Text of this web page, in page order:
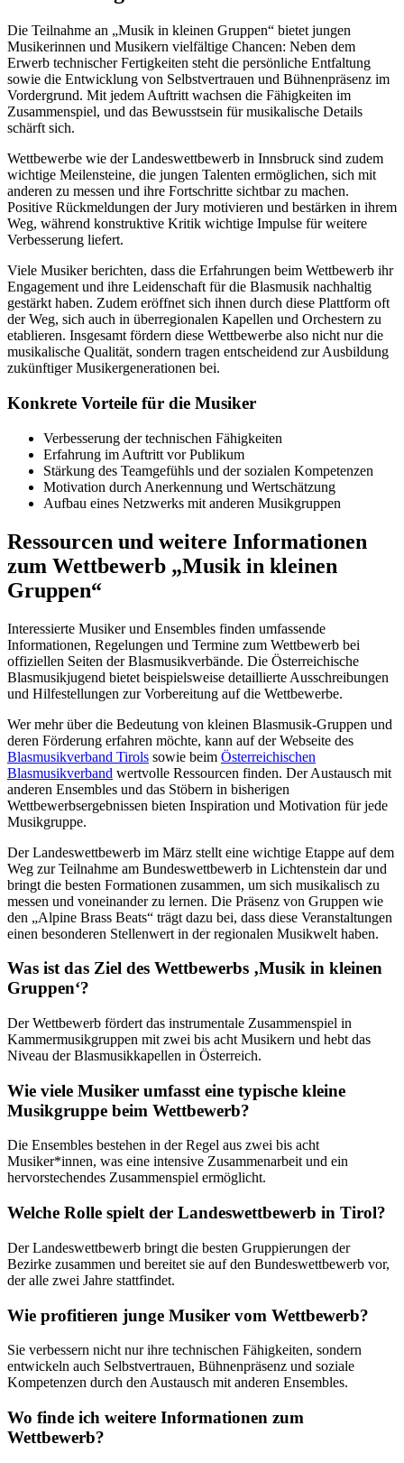
Die Teilnahme an „Musik in kleinen Gruppen“ bietet jungen
Musikerinnen und Musikern vielfältige Chancen: Neben dem
Erwerb technischer Fertigkeiten steht die persönliche Entfaltung
sowie die Entwicklung von Selbstvertrauen und Bühnenpräsenz im
Vordergrund. Mit jedem Auftritt wachsen die Fähigkeiten im
Zusammenspiel, und das Bewusstsein für musikalische Details
schärft sich.
Wettbewerbe wie der Landeswettbewerb in Innsbruck sind zudem
wichtige Meilensteine, die jungen Talenten ermöglichen, sich mit
anderen zu messen und ihre Fortschritte sichtbar zu machen.
Positive Rückmeldungen der Jury motivieren und bestärken in ihrem
Weg, während konstruktive Kritik wichtige Impulse für weitere
Verbesserung liefert.
Viele Musiker berichten, dass die Erfahrungen beim Wettbewerb ihr
Engagement und ihre Leidenschaft für die Blasmusik nachhaltig
gestärkt haben. Zudem eröffnet sich ihnen durch diese Plattform oft
der Weg, sich auch in überregionalen Kapellen und Orchestern zu
etablieren. Insgesamt fördern diese Wettbewerbe also nicht nur die
musikalische Qualität, sondern tragen entscheidend zur Ausbildung
zukünftiger Musikergenerationen bei.
Konkrete Vorteile für die Musiker
Verbesserung der technischen Fähigkeiten
Erfahrung im Auftritt vor Publikum
Stärkung des Teamgefühls und der sozialen Kompetenzen
Motivation durch Anerkennung und Wertschätzung
Aufbau eines Netzwerks mit anderen Musikgruppen
Ressourcen und weitere Informationen
zum Wettbewerb „Musik in kleinen
Gruppen“
Interessierte Musiker und Ensembles finden umfassende
Informationen, Regelungen und Termine zum Wettbewerb bei
offiziellen Seiten der Blasmusikverbände. Die Österreichische
Blasmusikjugend bietet beispielsweise detaillierte Ausschreibungen
und Hilfestellungen zur Vorbereitung auf die Wettbewerbe.
Wer mehr über die Bedeutung von kleinen Blasmusik-Gruppen und
deren Förderung erfahren möchte, kann auf der Webseite des
Blasmusikverband Tirols sowie beim Österreichischen
Blasmusikverband wertvolle Ressourcen finden. Der Austausch mit
anderen Ensembles und das Stöbern in bisherigen
Wettbewerbsergebnissen bieten Inspiration und Motivation für jede
Musikgruppe.
Der Landeswettbewerb im März stellt eine wichtige Etappe auf dem
Weg zur Teilnahme am Bundeswettbewerb in Lichtenstein dar und
bringt die besten Formationen zusammen, um sich musikalisch zu
messen und voneinander zu lernen. Die Präsenz von Gruppen wie
den „Alpine Brass Beats“ trägt dazu bei, dass diese Veranstaltungen
einen besonderen Stellenwert in der regionalen Musikwelt haben.
Was ist das Ziel des Wettbewerbs ‚Musik in kleinen
Gruppen‘?
Der Wettbewerb fördert das instrumentale Zusammenspiel in
Kammermusikgruppen mit zwei bis acht Musikern und hebt das
Niveau der Blasmusikkapellen in Österreich.
Wie viele Musiker umfasst eine typische kleine
Musikgruppe beim Wettbewerb?
Die Ensembles bestehen in der Regel aus zwei bis acht
Musiker*innen, was eine intensive Zusammenarbeit und ein
hervorstechendes Zusammenspiel ermöglicht.
Welche Rolle spielt der Landeswettbewerb in Tirol?
Der Landeswettbewerb bringt die besten Gruppierungen der
Bezirke zusammen und bereitet sie auf den Bundeswettbewerb vor,
der alle zwei Jahre stattfindet.
Wie profitieren junge Musiker vom Wettbewerb?
Sie verbessern nicht nur ihre technischen Fähigkeiten, sondern
entwickeln auch Selbstvertrauen, Bühnenpräsenz und soziale
Kompetenzen durch den Austausch mit anderen Ensembles.
Wo finde ich weitere Informationen zum
Wettbewerb?